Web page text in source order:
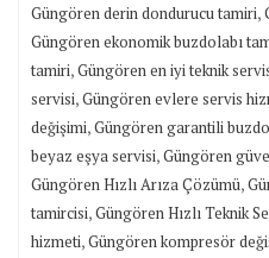
Güngören derin dondurucu tamiri,
Güngören ekonomik buzdolabı
tamiri,Güngören en iyi teknik
servisi,Güngören evlere servis
değişimi,Güngören garantili
beyaz eşya servisi,Güngören
Güngören Hızlı Arıza Çözümü,
tamircisi,Güngören Hızlı Teknik
hizmeti,Güngören kompresör